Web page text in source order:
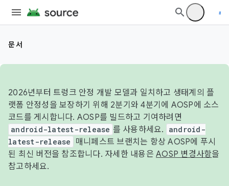
문서
2026년부터 트렁크 안정 개발 모델과 일치하고 생태계의 플
랫폼 안정성을 보장하기 위해 2분기와 4분기에 AOSP에 소스
코드를 게시합니다. AOSP를 빌드하고 기여하려면
android-latest-release 를 사용하세요.
android-
latest-release
매니페스트 브랜치는 항상 AOSP에 푸시
된 최신 버전을 참조합니다. 자세한 내용은 AOSP 변경사항을
참고하세요.